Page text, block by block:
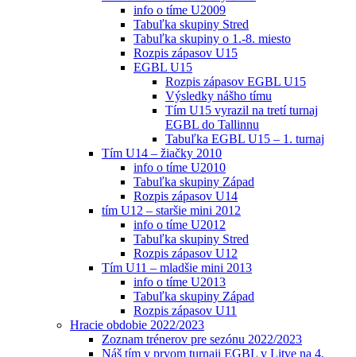
info o tíme U2009
Tabuľka skupiny Stred
Tabuľka skupiny o 1.-8. miesto
Rozpis zápasov U15
EGBL U15
Rozpis zápasov EGBL U15
Výsledky nášho tímu
Tím U15 vyrazil na tretí turnaj
EGBL do Tallinnu
Tabuľka EGBL U15 – 1. turnaj
Tím U14 – žiačky 2010
info o tíme U2010
Tabuľka skupiny Západ
Rozpis zápasov U14
tím U12 – staršie mini 2012
info o tíme U2012
Tabuľka skupiny Stred
Rozpis zápasov U12
Tím U11 – mladšie mini 2013
info o tíme U2013
Tabuľka skupiny Západ
Rozpis zápasov U11
Hracie obdobie 2022/2023
Zoznam trénerov pre sezónu 2022/2023
Náš tím v prvom turnaji EGBL v Litve na 4.